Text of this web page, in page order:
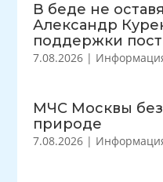
В беде не
Александр
поддержки
7.08.2026 |
МЧС Москвы
природе
7.08.2026 |